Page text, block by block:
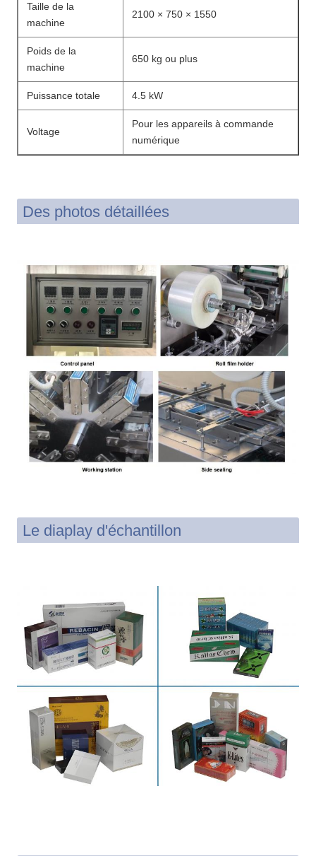
Taille de la
machine
2100 × 750 × 1550
Poids de la
machine
650 kg ou plus
Puissance totale 4.5 kW
Voltage
Pour les appareils à commande
numérique
Des photos détaillées
Le diaplay d'échantillon